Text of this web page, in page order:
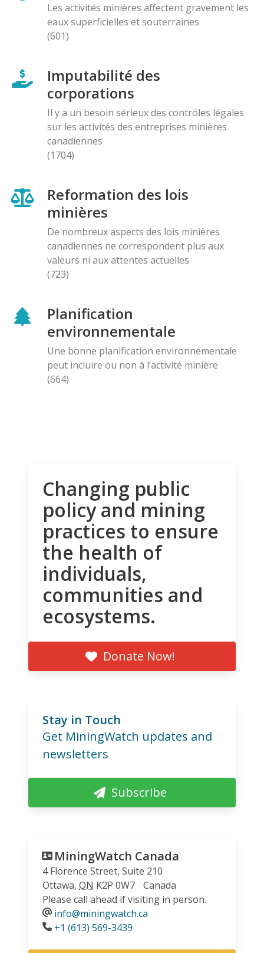
Les activités minières affectent gravement les
eaux superficielles et souterraines
(601)
Imputabilité des
corporations
Il y a un besoin sérieux des contróles légales
sur les activités des entreprises minières
canadiennes
(1704)
Reformation des lois
minières
De nombreux aspects des lois minières
canadiennes ne correspondent plus aux
valeurs ni aux attentes actuelles
(723)
Planification
environnementale
Une bonne planification environnementale
peut incluire ou non à l’activité minière
(664)
Changing public
policy and mining
practices to ensure
the health of
individuals,
communities and
ecosystems.
Donate Now!
Stay in Touch
Get MiningWatch updates and
newsletters
Subscribe
MiningWatch Canada
4 Florence Street, Suite 210
Ottawa, ON K2P 0W7
Canada
Please call ahead if visiting in person.
info@miningwatch.ca
Phone
+1 (613) 569-3439